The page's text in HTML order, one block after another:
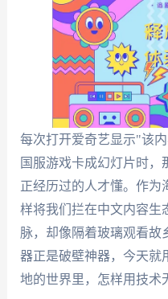
每次打开爱奇艺显示"该
国服游戏卡成幻灯片时，
正经历过的人才懂。作为
样将我们拦在中文内容
脉，却像隔着玻璃观看故
器正是破壁神器，今天就
地的世界里，怎样用技术